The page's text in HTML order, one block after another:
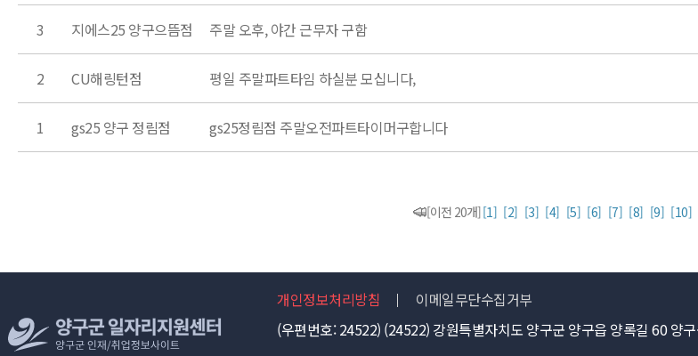
3 지에스25 양구으뜸점 주말 오후, 야간 근무자 구함
2 CU해링턴점 평일 주말파트타임 하실분 모십니다,
1 gs25 양구 정림점 gs25정림점 주말오전파트타이머구합니다
[이전 20개][1] [2] [3] [4] [5] [6] [7] [8] [9] [10]
개인정보처리방침
이메일무단수집거부
(우편번호: 24522) (24522) 강원특별자치도 양구군 양구읍 양록길 60